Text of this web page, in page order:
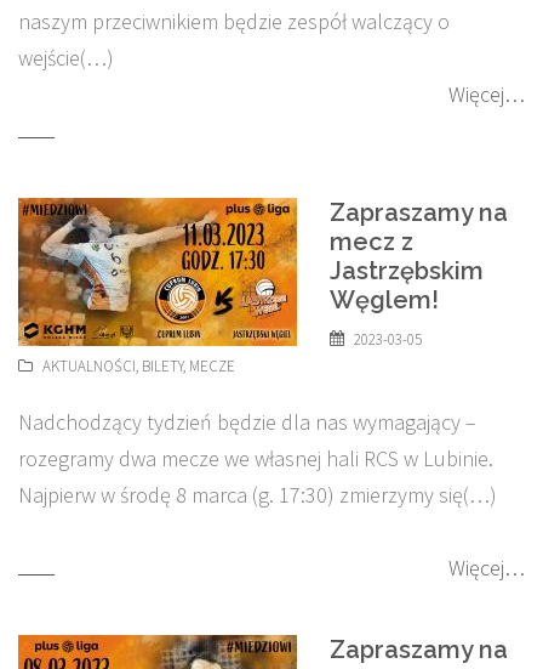
naszym przeciwnikiem będzie zespół walczący o
wejście(…)
Więcej…
Zapraszamy na
mecz z
Jastrzębskim
Węglem!
2023-03-05
AKTUALNOŚCI, BILETY, MECZE
Nadchodzący tydzień będzie dla nas wymagający –
rozegramy dwa mecze we własnej hali RCS w Lubinie.
Najpierw w środę 8 marca (g. 17:30) zmierzymy się(…)
Więcej…
Zapraszamy na